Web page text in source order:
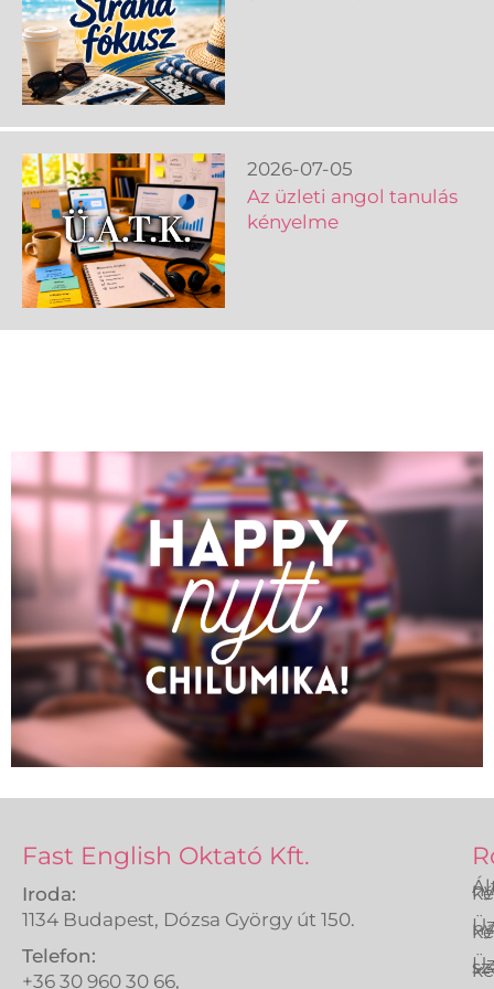
2026-07-05
Az üzleti angol tanulás
kényelme
Fast English Oktató Kft.
Iroda:
1134 Budapest, Dózsa György út 150.
Telefon:
+36 30 960 30 66,